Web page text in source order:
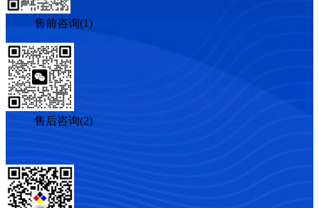
售前咨询(1)
售后咨询(2)